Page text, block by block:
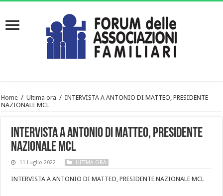
Home / Ultima ora / INTERVISTA A ANTONIO DI MATTEO, PRESIDENTE
NAZIONALE MCL
INTERVISTA A ANTONIO DI MATTEO, PRESIDENTE
NAZIONALE MCL
11 Luglio 2022 ULTIMA ORA
INTERVISTA A ANTONIO DI MATTEO, PRESIDENTE NAZIONALE MCL